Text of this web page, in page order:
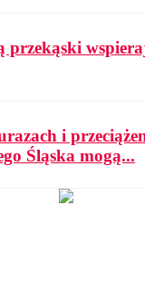
przekąski
i
Śląska mogą...